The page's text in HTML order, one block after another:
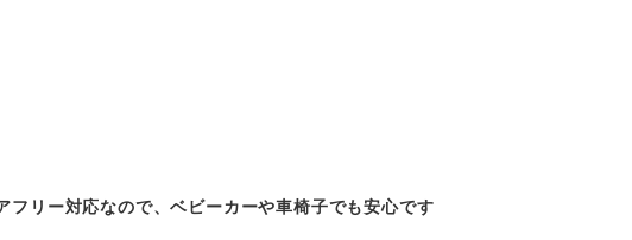
フリー対応なので、ベビーカーや車椅子でも安心です